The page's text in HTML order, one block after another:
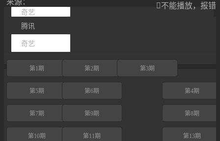
不能播放，报错
奇艺
腾讯
奇艺
第1期 第2期 第3期
第4期
第5期 第6期
第7期 第8期
第9期
第10期 第11期 第13期